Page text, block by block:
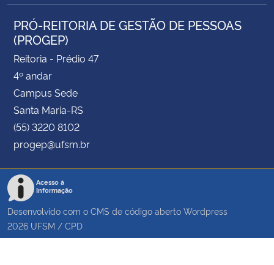
PRÓ-REITORIA DE GESTÃO DE PESSOAS
(PROGEP)
Reitoria - Prédio 47
4º andar
Campus Sede
Santa Maria-RS
(55) 3220 8102
progep@ufsm.br
Acesso à
Informação
Desenvolvido com o CMS de código aberto Wordpress
2026 UFSM / CPD